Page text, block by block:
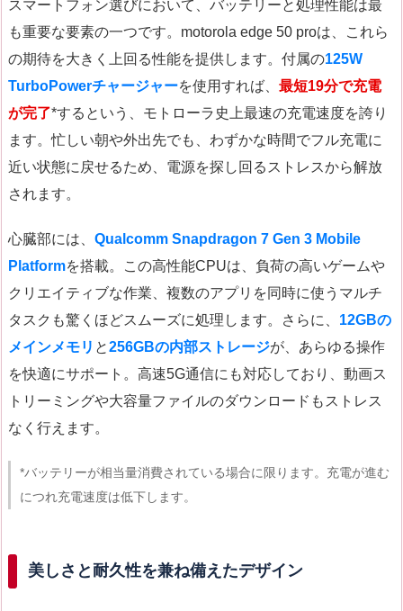
スマートフォン選びにおいて、バッテリーと処理性能は最
も重要な要素の一つです。motorola edge 50 proは、これら
の期待を大きく上回る性能を提供します。付属の125W
TurboPowerチャージャーを使用すれば、 最短19分で充電
が完了*するという、モトローラ史上最速の充電速度を誇り
ます。忙しい朝や外出先でも、わずかな時間でフル充電に
近い状態に戻せるため、電源を探し回るストレスから解放
されます。
心臓部には、 Qualcomm Snapdragon 7 Gen 3 Mobile
Platformを搭載。この高性能CPUは、負荷の高いゲームや
クリエイティブな作業、複数のアプリを同時に使うマルチ
タスクも驚くほどスムーズに処理します。さらに、 12GBの
メインメモリ と256GBの内部ストレージが、あらゆる操作
を快適にサポート。高速5G通信にも対応しており、動画ス
トリーミングや大容量ファイルのダウンロードもストレス
なく行えます。
*バッテリーが相当量消費されている場合に限ります。充電が進む
につれ充電速度は低下します。
美しさと耐久性を兼ね備えたデザイン